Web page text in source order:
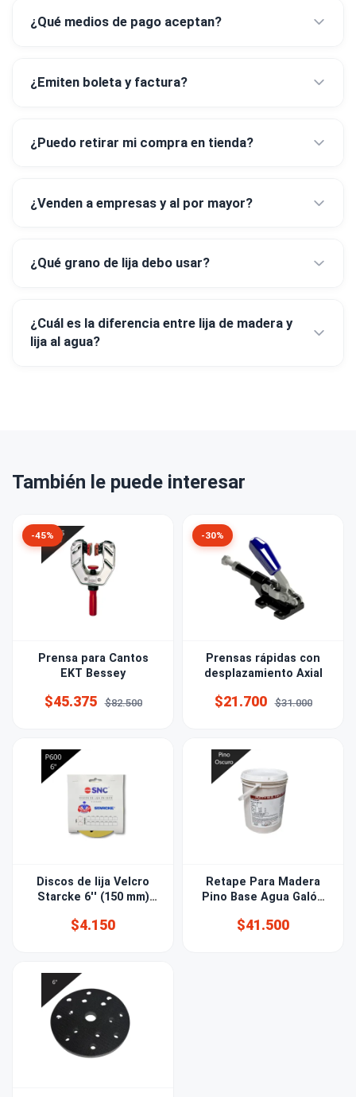
¿Qué medios de pago aceptan?
¿Emiten boleta y factura?
¿Puedo retirar mi compra en tienda?
¿Venden a empresas y al por mayor?
¿Qué grano de lija debo usar?
¿Cuál es la diferencia entre lija de madera y
lija al agua?
También le puede interesar
-45%
Prensa para Cantos
EKT Bessey
$45.375 $82.500
-30%
Prensas rápidas con
desplazamiento Axial
$21.700 $31.000
Discos de lija Velcro
Starcke 6'' (150 mm)
$4.150
Retape Para Madera
Pino Base Agua Galón
$41.500